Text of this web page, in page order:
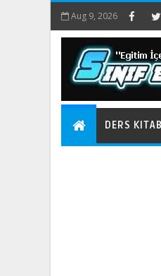
Aug 9, 2026
DERS